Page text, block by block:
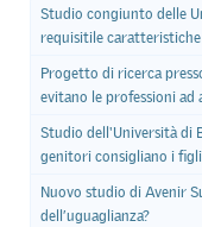
Studio congiunto delle
requisitile
Progetto di ricerca
evitano le professioni
Studio dell'Università di
genitori consigliano i
Nuovo studio di Avenir
dell’uguaglianza?